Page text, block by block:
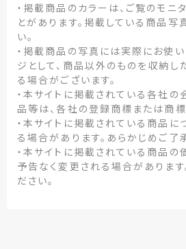
・掲載商品のカラーは、ご覧のモニ
とがあります。掲載している商品写
い。
・掲載商品の写真には実際にお使
ジとして、商品以外のものを収納
る場合がございます。
・本サイトに掲載されている各社の
品等は、各社の登録商標または商標
・本サイトに掲載されている商品
る場合があります。あらかじめご了
・本サイトに掲載されている商品
予告なく変更される場合があります
ださい。